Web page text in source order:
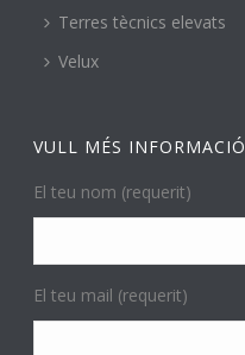
Terres tècnics elevats
Velux
VULL MÉS INFORMACIÓ
El teu nom (requerit)
El teu mail (requerit)